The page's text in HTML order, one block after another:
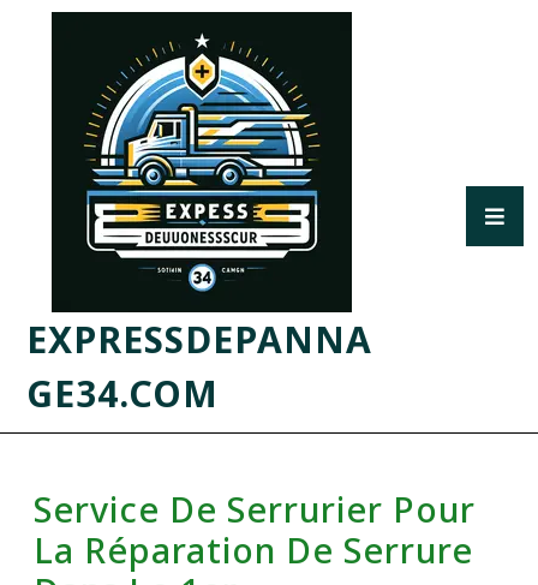
EXPRESSDEPANNA
GE34.COM
Service De Serrurier Pour
La Réparation De Serrure